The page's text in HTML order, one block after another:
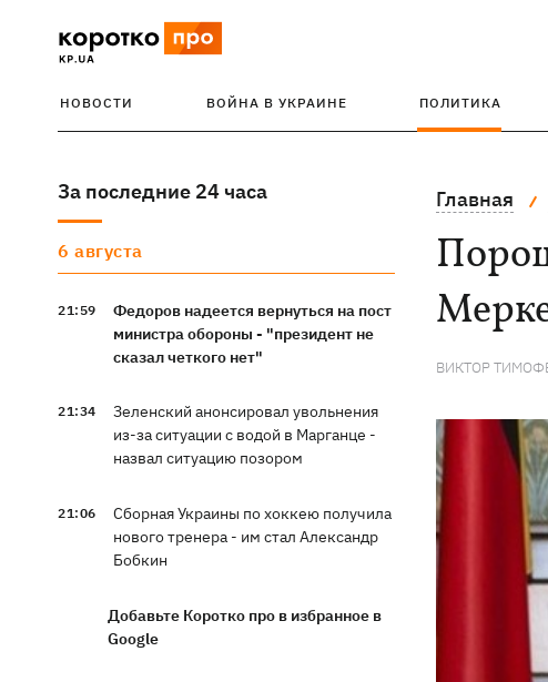
НОВОСТИ ВОЙНА В УКРАИНЕ ПОЛИТИКА
За последние 24 часа
6 августа
21:59
Федоров надеется вернуться на пост
министра обороны - "президент не
сказал четкого нет"
21:34
Зеленский анонсировал увольнения
из-за ситуации с водой в Марганце -
назвал ситуацию позором
21:06
Сборная Украины по хоккею получила
нового тренера - им стал Александр
Бобкин
Добавьте Коротко про в избранное в
Google
Главная
ВИКТОР